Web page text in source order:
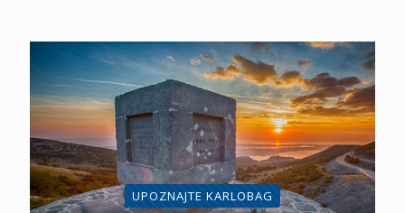
UPOZNAJTE KARLOBAG